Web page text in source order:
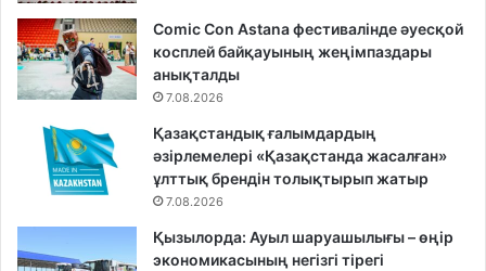
Comic Con Astana фестивалінде әуесқой
косплей байқауының жеңімпаздары
анықталды
7.08.2026
Қазақстандық ғалымдардың
әзірлемелері «Қазақстанда жасалған»
ұлттық брендін толықтырып жатыр
7.08.2026
Қызылорда: Ауыл шаруашылығы – өңір
экономикасының негізгі тірегі